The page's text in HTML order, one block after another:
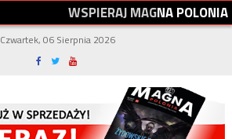
WSPIERAJMAGNAPOLONIA
Czwartek, 06 Sierpnia 2026